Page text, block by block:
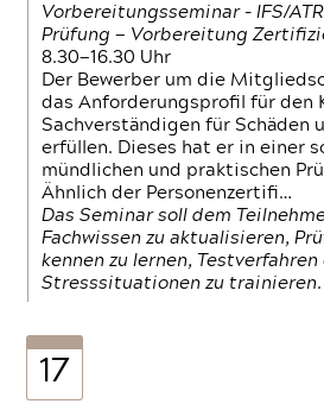
Vorbereitungsseminar - IFS/
Prüfung — Vorbereitung
8.30—16.30 Uhr
Der Bewerber um die
das Anforderungsprofil für den
Sachverständigen für Schäden
erfüllen. Dieses hat er in einer
mündlichen und praktischen
Ähnlich der Personenzertifi…
Das Seminar soll dem
Fachwissen zu aktualisieren,
kennen zu lernen,
Stresssituationen zu trainieren.
17